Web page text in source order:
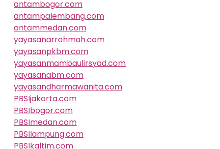
antambogor.com
antampalembang.com
antammedan.com
yayasanarrohmah.com
yayasanpkbm.com
yayasanmambaulirsyad.com
yayasanabm.com
yayasandharmawanita.com
PBSIjakarta.com
PBSIbogor.com
PBSImedan.com
PBSIlampung.com
PBSIkaltim.com